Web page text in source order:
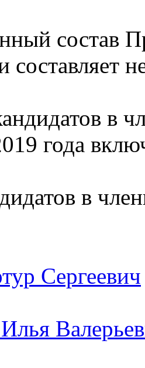
состав
составляет
в
года
в
Сергеевич